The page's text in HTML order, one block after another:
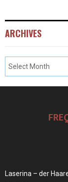
ARCHIVES
Laserina – der